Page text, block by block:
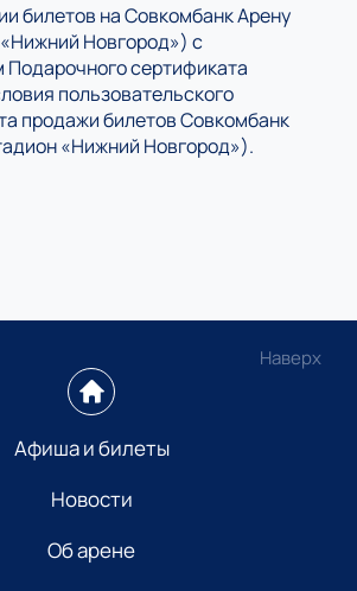
билетов на Совкомбанк Арену
Новгород») с
Подарочного сертификата
пользовательского
продажи билетов Совкомбанк
«Нижний Новгород»).
Наверх
Афиша и билеты
Новости
Об арене